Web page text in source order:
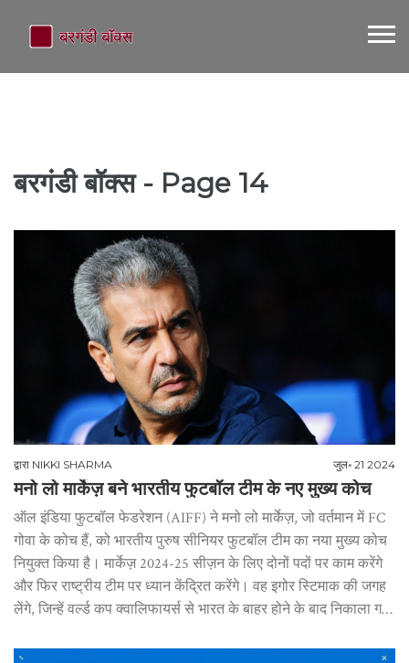
बरगंडी बॉक्स - Page 14
द्वारा NIKKI SHARMA जुल॰ 21 2024
मनो लो मार्केज़ बने भारतीय फुटबॉल टीम के नए मुख्य कोच
ऑल इंडिया फुटबॉल फेडरेशन (AIFF) ने मनो लो मार्केज़, जो वर्तमान में FC
गोवा के कोच हैं, को भारतीय पुरुष सीनियर फुटबॉल टीम का नया मुख्य कोच
नियुक्त किया है। मार्केज़ 2024-25 सीज़न के लिए दोनों पदों पर काम करेंगे
और फिर राष्ट्रीय टीम पर ध्यान केंद्रित करेंगे। वह इगोर स्टिमाक की जगह
लेंगे, जिन्हें वर्ल्ड कप क्वालिफायर्स से भारत के बाहर होने के बाद निकाला गया